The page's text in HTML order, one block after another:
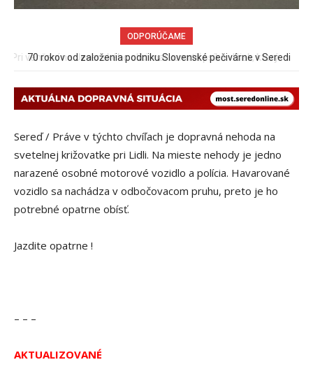
ODPORÚČAME
70 rokov od založenia podniku Slovenské pečivárne v Seredi
Sereď / Práve v týchto chvíľach je dopravná nehoda na
svetelnej križovatke pri Lidli. Na mieste nehody je jedno
narazené osobné motorové vozidlo a polícia. Havarované
vozidlo sa nachádza v odbočovacom pruhu, preto je ho
potrebné opatrne obísť.
Jazdite opatrne !
– – –
AKTUALIZOVANÉ